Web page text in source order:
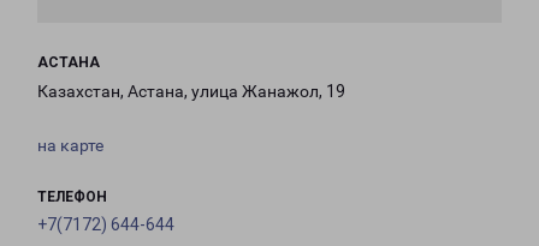
АСТАНА
Казахстан, Астана, улица Жанажол, 19
на карте
ТЕЛЕФОН
+7(7172) 644-644